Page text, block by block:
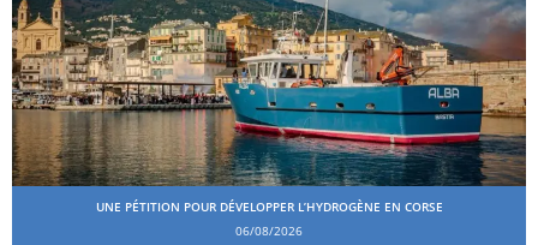
UNE PÉTITION POUR DÉVELOPPER L’HYDROGÈNE EN CORSE
06/08/2026